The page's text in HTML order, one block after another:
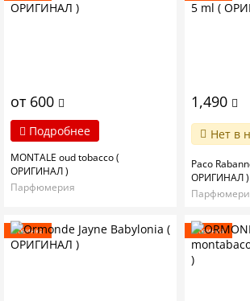
от 600
Подробнее
MONTALE oud tobacco (
ОРИГИНАЛ )
Парфюмерия
1,490
Нет в
Paco
ОРИГИНАЛ )
Новинка Новинка